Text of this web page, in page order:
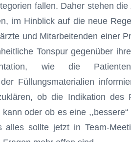
fallen. Daher stehen
im Hinblick auf die neue
und Mitarbeitenden einer
Tonspur gegenüber
wie die
Füllungsmaterialien
ob die Indikation des
oder ob es eine
alles sollte jetzt in Team-